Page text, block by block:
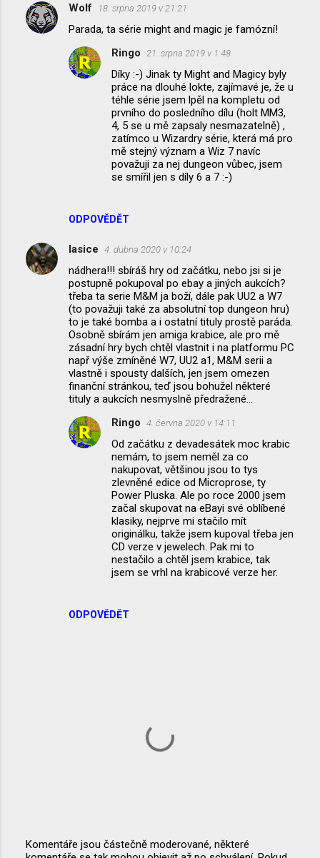
K
o
Wolf 18. srpna 2019 v 21:21
Parada, ta série might and magic je famózní!
ODPOVĚDĚT
Ringo 21. srpna 2019 v 1:48
Díky :-) Jinak ty Might and Magicy byly
práce na dlouhé lokte, zajímavé je, že u
téhle série jsem lpěl na kompletu od
prvního do posledního dílu (holt MM3,
4, 5 se u mě zapsaly nesmazatelně) ,
zatímco u Wizardry série, která má pro
mě stejný význam a Wiz 7 navíc
považuji za nej dungeon vůbec, jsem
se smířil jen s díly 6 a 7 :-)
lasice 4. dubna 2020 v 10:24
nádhera!!! sbíráš hry od začátku, nebo jsi si je
postupně pokupoval po ebay a jiných aukcích?
třeba ta serie M&M ja boží, dále pak UU2 a W7
(to považuji také za absolutní top dungeon hru)
to je také bomba a i ostatní tituly prostě paráda.
Osobně sbírám jen amiga krabice, ale pro mě
zásadní hry bych chtěl vlastnit i na platformu PC
např výše zmíněné W7, UU2 a1, M&M serii a
vlastně i spousty dalších, jen jsem omezen
finanční stránkou, teď jsou bohužel některé
tituly a aukcích nesmyslně předražené...
ODPOVĚDĚT
Ringo 4. června 2020 v 14:11
Od začátku z devadesátek moc krabic
nemám, to jsem neměl za co
nakupovat, většinou jsou to tys
zlevněné edice od Microprose, ty
Power Pluska. Ale po roce 2000 jsem
začal skupovat na eBayi své oblíbené
klasiky, nejprve mi stačilo mít
originálku, takže jsem kupoval třeba jen
CD verze v jewelech. Pak mi to
nestačilo a chtěl jsem krabice, tak
jsem se vrhl na krabicové verze her.
Komentáře jsou částečně moderované, některé